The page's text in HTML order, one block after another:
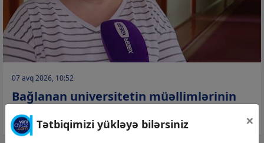
07 avq 2026, 10:52
Bağlanan universitetin müəllimlərinin
aqibəti necə olacaq? –
Tətbiqimizi yükləyə bilərsiniz ×